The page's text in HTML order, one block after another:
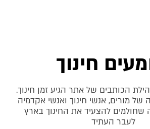
חינוך
הכותבים של אתר הגיע זמן חינוך.
של מורים, אנשי חינוך ואנשי אקדמיה
להצעיד את החינוך בארץ
לעבר העתיד